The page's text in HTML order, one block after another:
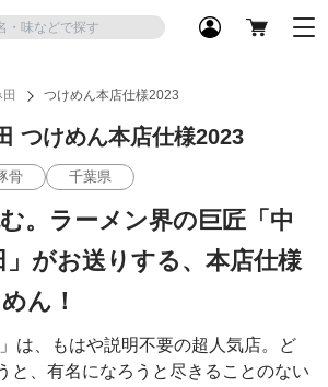
つけめん本店仕様2023
つけめん本店仕様2023
骨 千葉県
。ラーメン界の巨匠「中
がお送りする、本店仕様
ん！
は、もはや説明不要の超人気店。ど
と、有名になろうと尽きることのない